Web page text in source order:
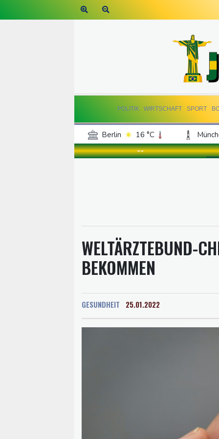
POLITIK WIRTSCHAFT SPORT
Berlin 16 °C
Frankfurt am Main
15 °C
--
WELTÄRZTEBUND-
BEKOMMEN
GESUNDHEIT 25.01.2022